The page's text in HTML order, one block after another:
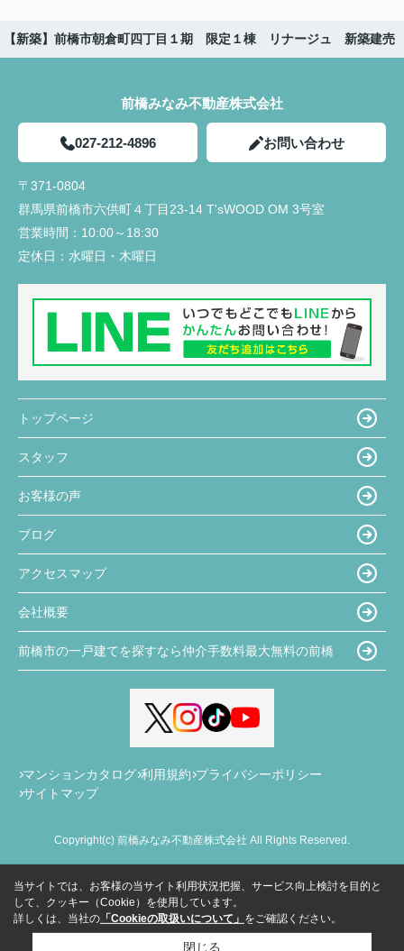
【新築】前橋市朝倉町四丁目１期 限定１棟 リナージュ 新築建売
前橋みなみ不動産株式会社
027-212-4896 お問い合わせ
〒371-0804
群馬県前橋市六供町４丁目23‐14 T'sWOOD OM 3号室
営業時間： 10:00～18:30
定休日： 水曜日・木曜日
トップページ
スタッフ
お客様の声
ブログ
アクセスマップ
会社概要
前橋市の一戸建てを探すなら仲介手数料最大無料の前橋
マンションカタログ 利用規約 プライバシーポリシー
サイトマップ
Copyright(c) 前橋みなみ不動産株式会社 All Rights Reserved.
当サイトでは、お客様の当サイト利用状況把握、サービス向上検討を目的と
して、クッキー（Cookie）を使用しています。
詳しくは、当社の 「Cookieの取扱いについて」 をご確認ください。
閉じる